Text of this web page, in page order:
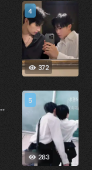
372
4
283
5